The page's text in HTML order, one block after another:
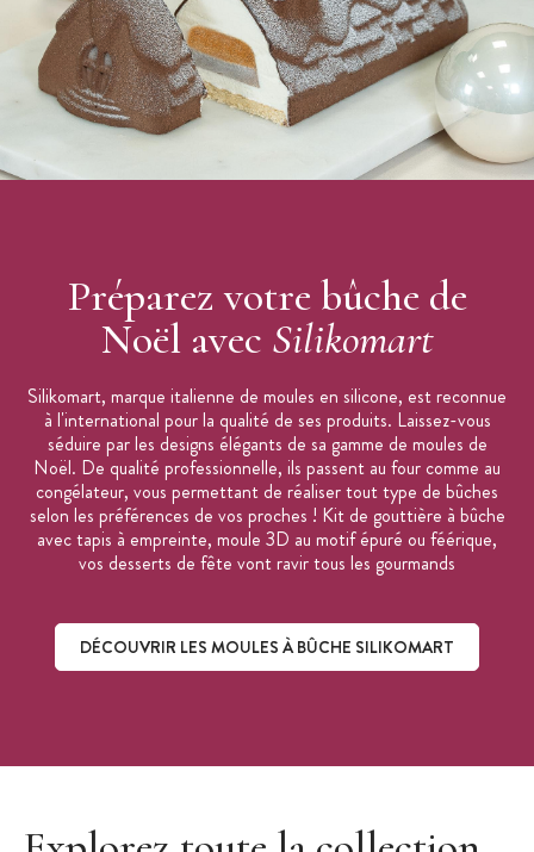
Préparez votre bûche de
Noël avec Silikomart
Silikomart, marque italienne de moules en silicone, est reconnue
à l'international pour la qualité de ses produits. Laissez-vous
séduire par les designs élégants de sa gamme de moules de
Noël. De qualité professionnelle, ils passent au four comme au
congélateur, vous permettant de réaliser tout type de bûches
selon les préférences de vos proches ! Kit de gouttière à bûche
avec tapis à empreinte, moule 3D au motif épuré ou féérique,
vos desserts de fête vont ravir tous les gourmands
DÉCOUVRIR LES MOULES À BÛCHE SILIKOMART